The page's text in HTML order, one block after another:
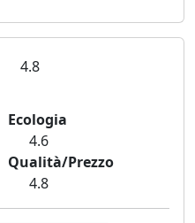
4.8
Ecologia
4.6
Qualità/Prezzo
4.8